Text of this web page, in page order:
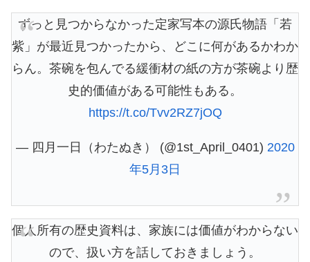
ずっと見つからなかった定家写本の源氏物語「若
紫」が最近見つかったから、どこに何があるかわか
らん。茶碗を包んでる緩衝材の紙の方が茶碗より歴
史的価値がある可能性もある。
https://t.co/Tvv2RZ7jOQ
— 四月一日（わたぬき） (@1st_April_0401) 2020
年5月3日
個人所有の歴史資料は、家族には価値がわからない
ので、扱い方を話しておきましょう。